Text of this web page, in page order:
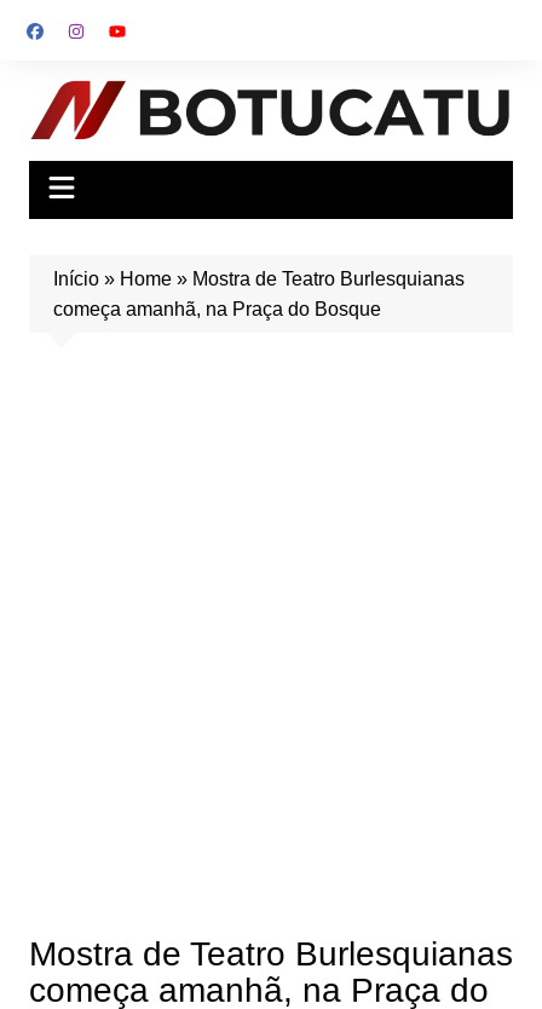
para
conteúdo
Início» Home» Mostra de Teatro Burlesquianas
começa amanhã, na Praça do Bosque
Mostra de Teatro Burlesquianas
começa amanhã, na Praça do